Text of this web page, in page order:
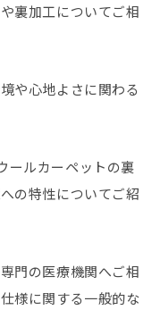
裏加工についてご相
や心地よさに関わる
ールカーペットの裏
の特性についてご紹
門の医療機関へご相
様に関する一般的な